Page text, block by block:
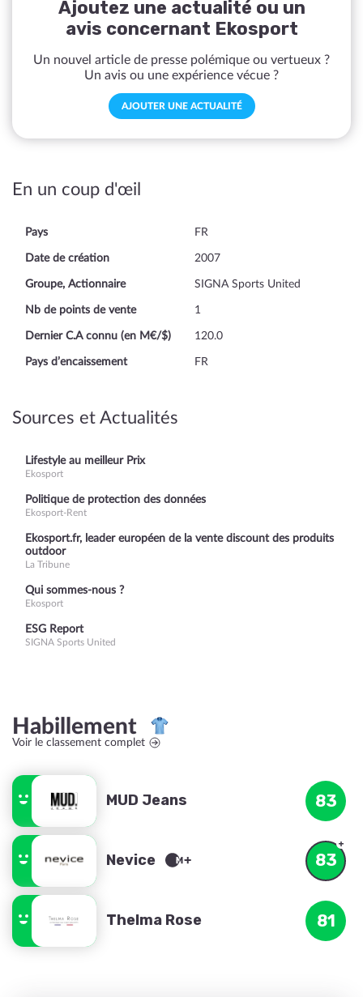
Ajoutez une actualité ou un
avis concernant Ekosport
Un nouvel article de presse polémique ou vertueux ?
Un avis ou une expérience vécue ?
AJOUTER UNE ACTUALITÉ
En un coup d'œil
Pays FR
Date de création 2007
Groupe, Actionnaire SIGNA Sports United
Nb de points de vente 1
Dernier C.A connu (en M€/$) 120.0
Pays d’encaissement FR
Sources et Actualités
Lifestyle au meilleur Prix
Ekosport
Politique de protection des données
Ekosport-Rent
Ekosport.fr, leader européen de la vente discount des produits
outdoor
La Tribune
Qui sommes-nous ?
Ekosport
ESG Report
SIGNA Sports United
Habillement
Voir le classement complet
MUD Jeans 83
Nevice 83
Thelma Rose 81